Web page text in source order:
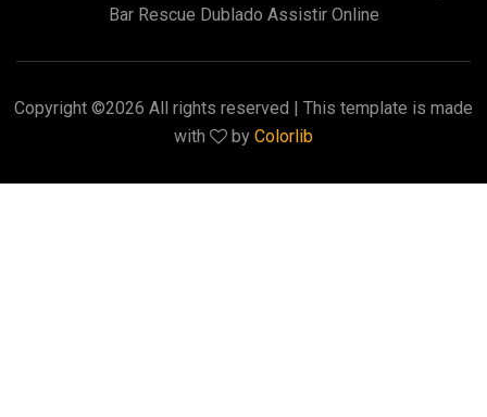
Bar Rescue Dublado Assistir Online
Copyright ©2026 All rights reserved | This template is made
with
by Colorlib